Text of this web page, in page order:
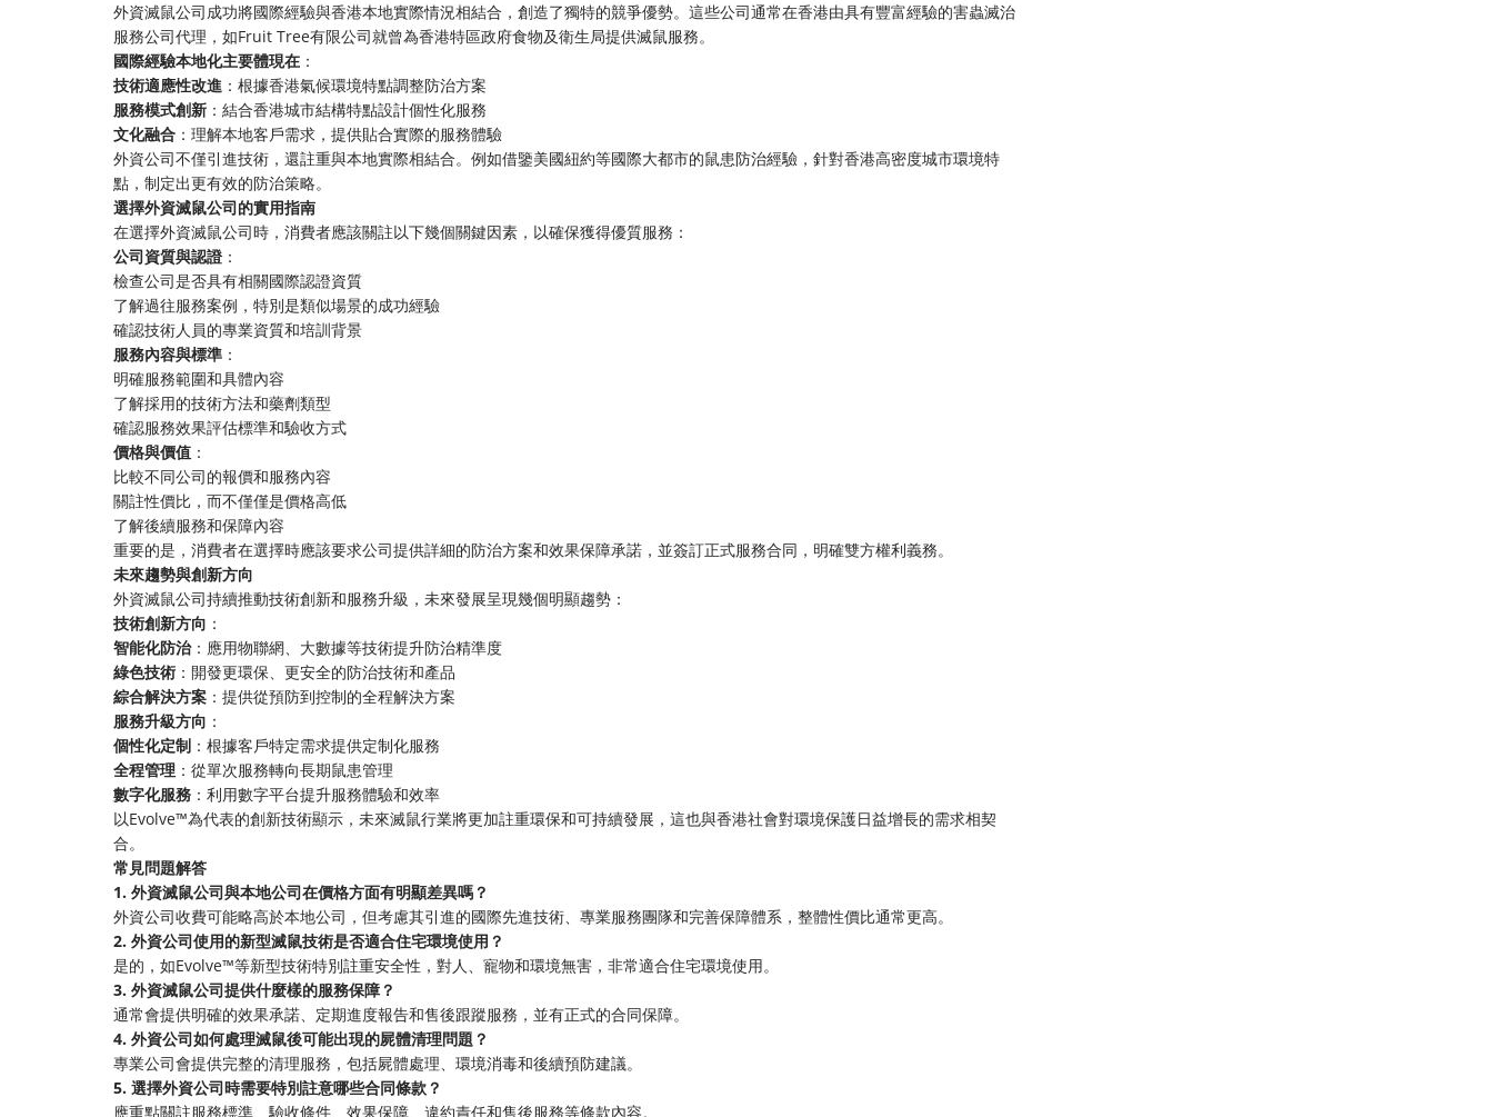
外資滅鼠公司成功將國際經驗與香港本地實際情況相結合，創造了獨特的競爭優勢。這些公司通常在香港由具有豐富經驗的害蟲滅治
服務公司代理，如Fruit Tree有限公司就曾為香港特區政府食物及衛生局提供滅鼠服務。
國際經驗本地化主要體現在 ：
技術適應性改進 ：根據香港氣候環境特點調整防治方案
服務模式創新 ：結合香港城市結構特點設計個性化服務
文化融合 ：理解本地客戶需求，提供貼合實際的服務體驗
外資公司不僅引進技術，還註重與本地實際相結合。例如借鑒美國紐約等國際大都市的鼠患防治經驗，針對香港高密度城市環境特
點，制定出更有效的防治策略。
選擇外資滅鼠公司的實用指南
在選擇外資滅鼠公司時，消費者應該關註以下幾個關鍵因素，以確保獲得優質服務：
公司資質與認證 ：
檢查公司是否具有相關國際認證資質
了解過往服務案例，特別是類似場景的成功經驗
確認技術人員的專業資質和培訓背景
服務內容與標準 ：
明確服務範圍和具體內容
了解採用的技術方法和藥劑類型
確認服務效果評估標準和驗收方式
價格與價值 ：
比較不同公司的報價和服務內容
關註性價比，而不僅僅是價格高低
了解後續服務和保障內容
重要的是，消費者在選擇時應該要求公司提供詳細的防治方案和效果保障承諾，並簽訂正式服務合同，明確雙方權利義務。
未來趨勢與創新方向
外資滅鼠公司持續推動技術創新和服務升級，未來發展呈現幾個明顯趨勢：
技術創新方向 ：
智能化防治：應用物聯網、大數據等技術提升防治精準度
綠色技術 ：開發更環保、更安全的防治技術和產品
綜合解決方案 ：提供從預防到控制的全程解決方案
服務升級方向 ：
個性化定制 ：根據客戶特定需求提供定制化服務
全程管理 ：從單次服務轉向長期鼠患管理
數字化服務 ：利用數字平台提升服務體驗和效率
以Evolve™為代表的創新技術顯示，未來滅鼠行業將更加註重環保和可持續發展，這也與香港社會對環境保護日益增長的需求相契
合。
常見問題解答
1. 外資滅鼠公司與本地公司在價格方面有明顯差異嗎？
外資公司收費可能略高於本地公司，但考慮其引進的國際先進技術、專業服務團隊和完善保障體系，整體性價比通常更高。
2. 外資公司使用的新型滅鼠技術是否適合住宅環境使用？
是的，如Evolve™等新型技術特別註重安全性，對人、寵物和環境無害，非常適合住宅環境使用。
3. 外資滅鼠公司提供什麼樣的服務保障？
通常會提供明確的效果承諾、定期進度報告和售後跟蹤服務，並有正式的合同保障。
4. 外資公司如何處理滅鼠後可能出現的屍體清理問題？
專業公司會提供完整的清理服務，包括屍體處理、環境消毒和後續預防建議。
5. 選擇外資公司時需要特別註意哪些合同條款？
應重點關註服務標準、驗收條件、效果保障、違約責任和售後服務等條款內容。